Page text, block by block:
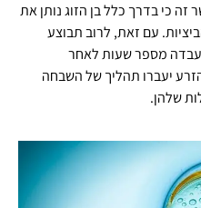
זה כי בדרך כלל בן הזוג נותן את
עם זאת, לרוב תבוצע
מספר שעות לאחר
יעברו תהליך של השבחה
שלהן.